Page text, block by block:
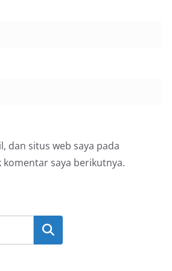
dan situs web saya pada
saya berikutnya.
Cari